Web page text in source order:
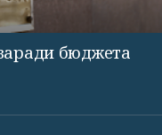
бюджета